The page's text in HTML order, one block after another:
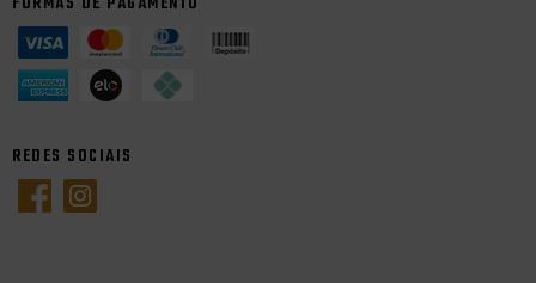
REDES SOCIAIS